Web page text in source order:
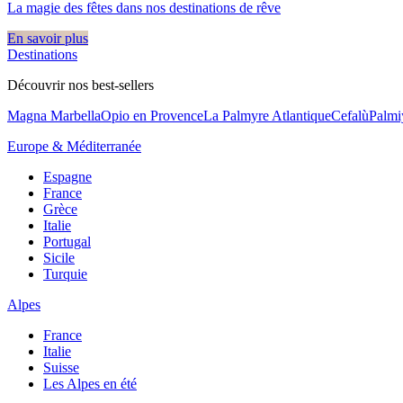
La magie des fêtes dans nos destinations de rêve​
En savoir plus
Destinations
Découvrir nos best-sellers
Magna MarbellaOpio en ProvenceLa Palmyre AtlantiqueCefalù
Europe & Méditerranée
Espagne
France
Grèce
Italie
Portugal
Sicile
Turquie
Alpes
France
Italie
Suisse
Les Alpes en été